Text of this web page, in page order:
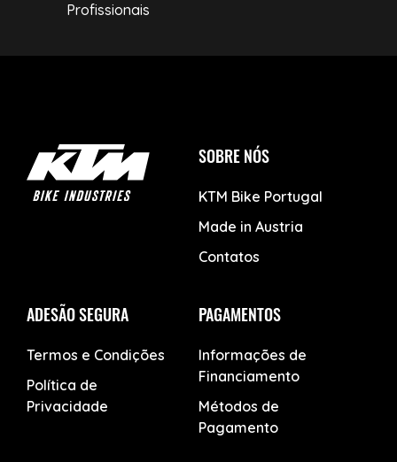
Profissionais
SOBRE NÓS
KTM Bike Portugal
Made in Austria
Contatos
ADESÃO SEGURA
Termos e Condições
Política de
Privacidade
PAGAMENTOS
Informações de
Financiamento
Métodos de
Pagamento